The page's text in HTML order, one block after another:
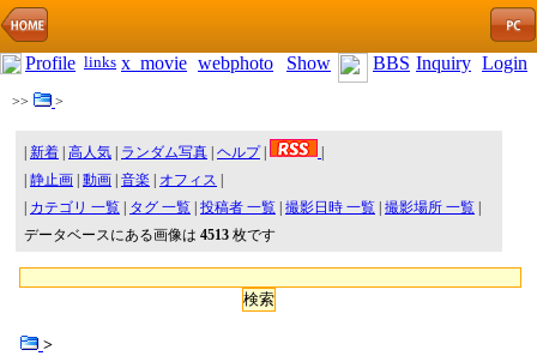
Profile links x_movie webphoto Show BBS Inquiry Login
>> >
新着 高人気 ランダム写真 ヘルプ|
静止画 動画 音楽 オフィス
カテゴリ 一覧 タグ 一覧 投稿者 一覧 撮影日時 一覧 撮影場所 一覧
データベースにある画像は 4513 枚です
>